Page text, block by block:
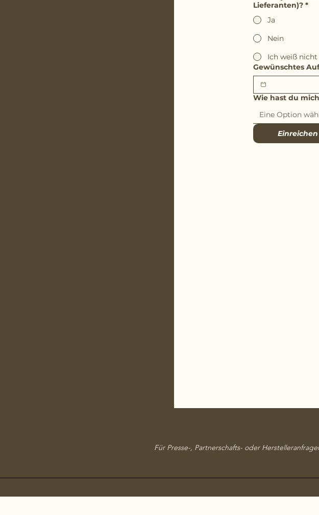
Lieferanten)? *
Ja
Nein
Ich weiß nicht
Gewünschtes
Wie hast du
Eine Option
Einreichen
Für Presse-, Partnerschafts- oder